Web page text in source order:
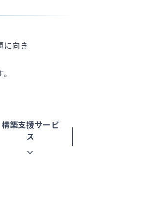
に向き
構築支援サービ
ス